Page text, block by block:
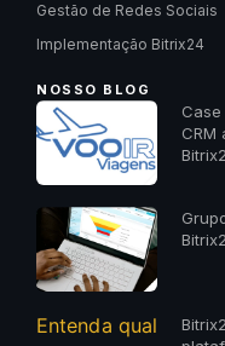
Gestão de Redes Sociais
Implementação Bitrix24
NOSSO BLOG